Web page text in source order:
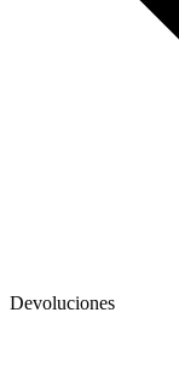
Devoluciones